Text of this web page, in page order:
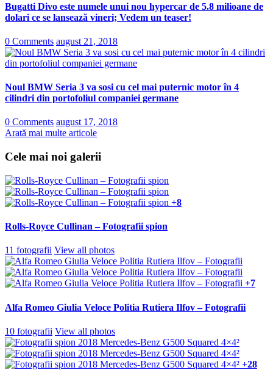
Bugatti Divo este numele unui nou hypercar de 5.8 milioane de
dolari ce se lansează vineri; Vedem un teaser!
0 Comments august 21, 2018
Noul BMW Seria 3 va sosi cu cel mai puternic motor în 4
cilindri din portofoliul companiei germane
0 Comments august 17, 2018
Arată mai multe articole
Cele mai noi galerii
+8
Rolls-Royce Cullinan – Fotografii spion
11 fotografii View all photos
+7
Alfa Romeo Giulia Veloce Politia Rutiera Ilfov – Fotografii
10 fotografii View all photos
+28